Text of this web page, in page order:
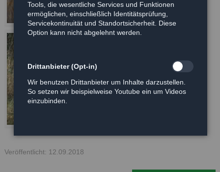
Veröffentlicht: 12.09.2018
Tools, die wesentliche Services und Funktionen
ermöglichen, einschließlich Identitätsprüfung,
Servicekontinuität und Standortsicherheit. Diese
Option kann nicht abgelehnt werden.
Drittanbieter (Opt-in)
Wir benutzen Drittanbieter um Inhalte darzustellen.
So setzen wir beispielweise Youtube ein um Videos
einzubinden.